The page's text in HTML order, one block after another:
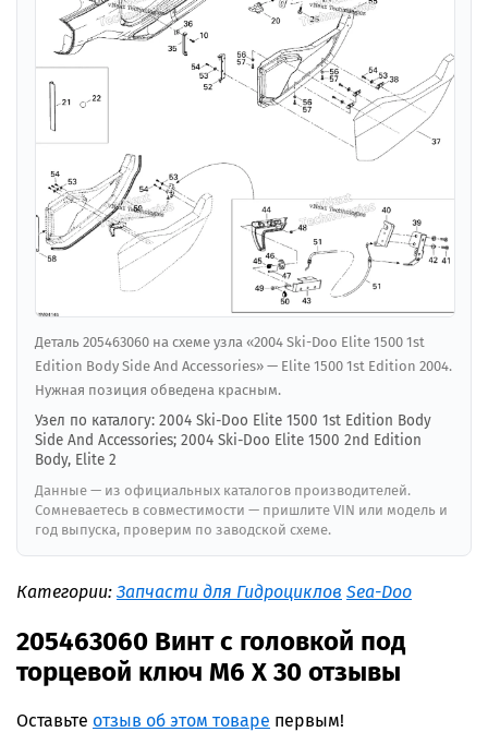
Деталь 205463060 на схеме узла «2004 Ski-Doo Elite 1500 1st
Edition Body Side And Accessories» — Elite 1500 1st Edition 2004.
Нужная позиция обведена красным.
Узел по каталогу: 2004 Ski-Doo Elite 1500 1st Edition Body
Side And Accessories; 2004 Ski-Doo Elite 1500 2nd Edition
Body, Elite 2
Данные — из официальных каталогов производителей.
Сомневаетесь в совместимости — пришлите VIN или модель и
год выпуска, проверим по заводской схеме.
Категории: Запчасти для Гидроциклов Sea-Doo
205463060 Винт с головкой под
торцевой ключ M6 X 30 отзывы
Оставьте отзыв об этом товаре первым!